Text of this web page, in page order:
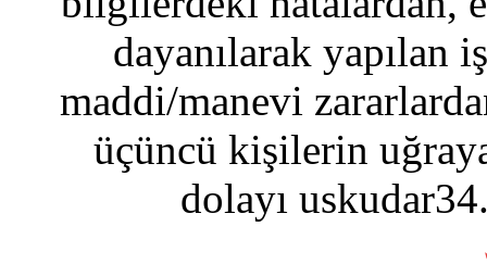
dayanılarak yapılan
maddi/manevi
üçüncü kişilerin
dolayı